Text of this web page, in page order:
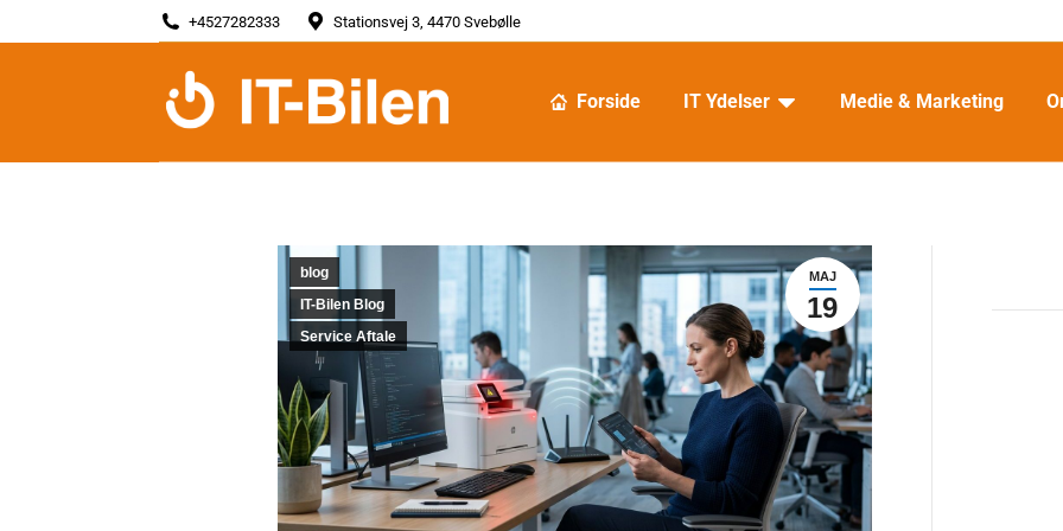
+4527282333 Stationsvej 3, 4470 Svebølle
Forside IT Ydelser Medie & Marketing
MAJ
19
blog
IT-Bilen Blog
Service Aftale
+4527282333 Stationsvej 3, 4470 Svebølle
Forside IT Ydelser Medie & Marketing